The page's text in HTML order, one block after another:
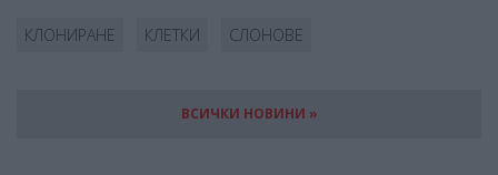
КЛОНИРАНЕ КЛЕТКИ СЛОНОВЕ
ВСИЧКИ НОВИНИ »